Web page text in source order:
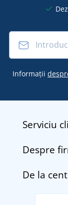
Informații
Serviciu
Contact
Transport și
Returnarea
Despre
Despre noi
De la